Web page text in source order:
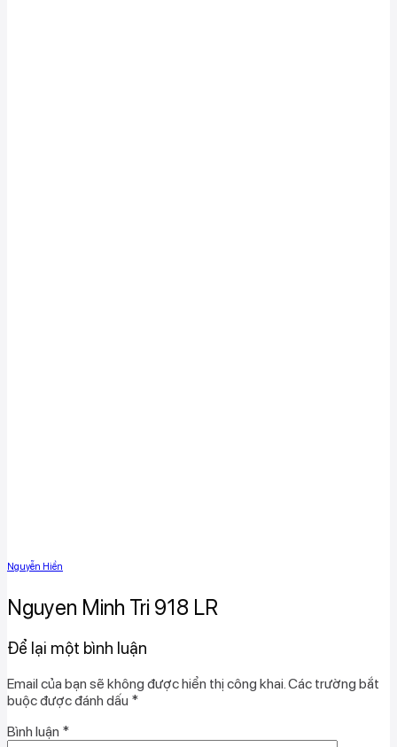
Nguyễn Hiền
Nguyen Minh Tri 918 LR
Để lại một bình luận
Email của bạn sẽ không được hiển thị công khai. Các trường bắt
buộc được đánh dấu *
Bình luận *